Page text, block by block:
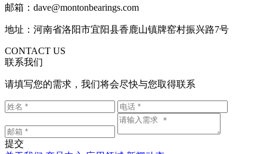
邮箱：dave@montonbearings.com
地址：河南省洛阳市宜阳县香鹿山镇牌窑村振兴路7号
CONTACT US
联系我们
请填写您的需求，我们将会尽快与您取得联系
提交